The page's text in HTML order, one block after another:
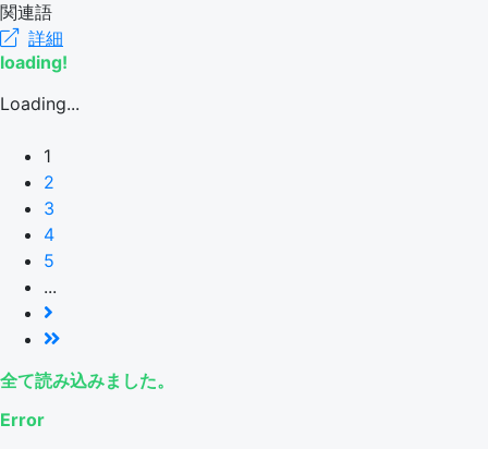
関連語
詳細
loading!
Loading...
1
2
3
4
5
...
全て読み込みました。
Error